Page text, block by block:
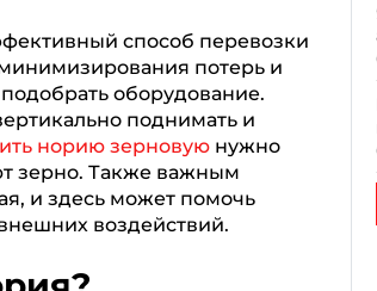
способ перевозки
потерь и
оборудование.
поднимать и
норию зерновую нужно
зерно. Также важным
и здесь может помочь
воздействий.